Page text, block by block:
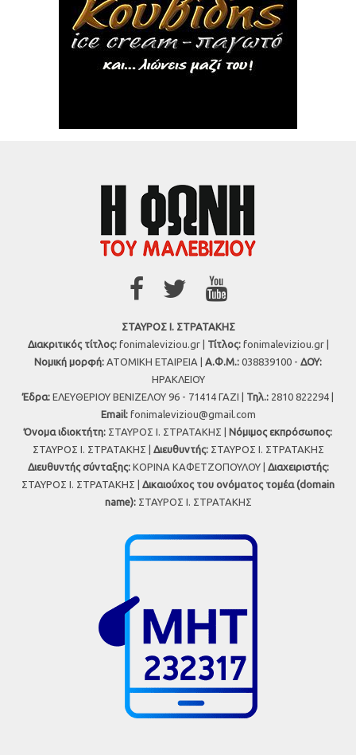
ΣΤΑΥΡΟΣ Ι. ΣΤΡΑΤΑΚΗΣ
Διακριτικός τίτλος:fonimaleviziou.gr | Τίτλος:fonimaleviziou.gr |
Νομική μορφή: ΑΤΟΜΙΚΗ ΕΤΑΙΡΕΙΑ | Α.Φ.Μ.: 038839100 - ΔΟΥ:
ΗΡΑΚΛΕΙΟΥ
Έδρα: ΕΛΕΥΘΕΡΙΟΥ ΒΕΝΙΖΕΛΟΥ 96 - 71414 ΓΑΖΙ | Τηλ.: 2810 822294 |
Εmail: fonimaleviziou@gmail.com
Όνομα ιδιοκτήτη: ΣΤΑΥΡΟΣ Ι. ΣΤΡΑΤΑΚΗΣ | Νόμιμος εκπρόσωπος:
ΣΤΑΥΡΟΣ Ι. ΣΤΡΑΤΑΚΗΣ | Διευθυντής:ΣΤΑΥΡΟΣ Ι. ΣΤΡΑΤΑΚΗΣ
Διευθυντής σύνταξης:ΚΟΡΙΝΑ ΚΑΦΕΤΖΟΠΟΥΛΟΥ | Διαχειριστής:
ΣΤΑΥΡΟΣ Ι. ΣΤΡΑΤΑΚΗΣ | Δικαιούχος του ονόματος τομέα (domain
name):ΣΤΑΥΡΟΣ Ι. ΣΤΡΑΤΑΚΗΣ